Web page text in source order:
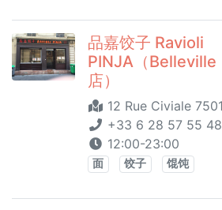
品嘉饺子 Ravioli
PINJA（Belleville
店）
12 Rue Civiale
+33 6 28 57 55 48
12:00-23:00
面 饺子 馄饨